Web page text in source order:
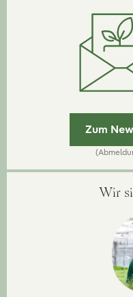
Zum
Wir